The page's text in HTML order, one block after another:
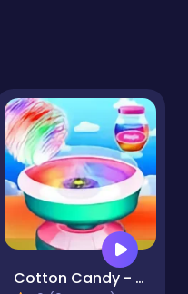
Cotton Candy - Candy Maker Game